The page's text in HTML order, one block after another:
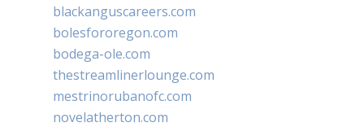
blackanguscareers.com
bolesfororegon.com
bodega-ole.com
thestreamlinerlounge.com
mestrinorubanofc.com
novelatherton.com